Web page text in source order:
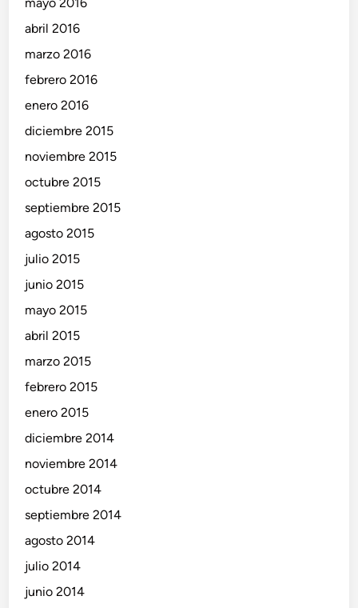
abril 2016
marzo 2016
febrero 2016
enero 2016
diciembre 2015
noviembre 2015
octubre 2015
septiembre 2015
agosto 2015
julio 2015
junio 2015
mayo 2015
abril 2015
marzo 2015
febrero 2015
enero 2015
diciembre 2014
noviembre 2014
octubre 2014
septiembre 2014
agosto 2014
julio 2014
junio 2014